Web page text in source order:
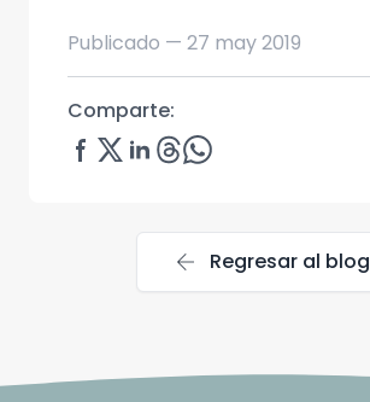
Publicado — 27 may 2019
Comparte:
arrow_back Regresar al blog